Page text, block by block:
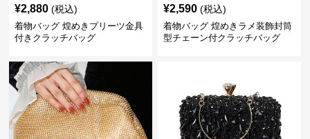
¥2,880 (税込)
着物バッグ 煌めきプリーツ金具
付きクラッチバッグ
¥2,590 (税込)
着物バッグ 煌めきラメ装飾封筒
型チェーン付クラッチバッグ